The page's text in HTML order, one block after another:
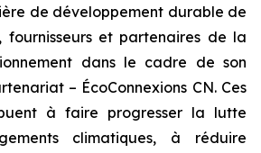
de développement durable de
fournisseurs et partenaires de la
dans le cadre de son
– ÉcoConnexions CN. Ces
à faire progresser la lutte
climatiques, à réduire